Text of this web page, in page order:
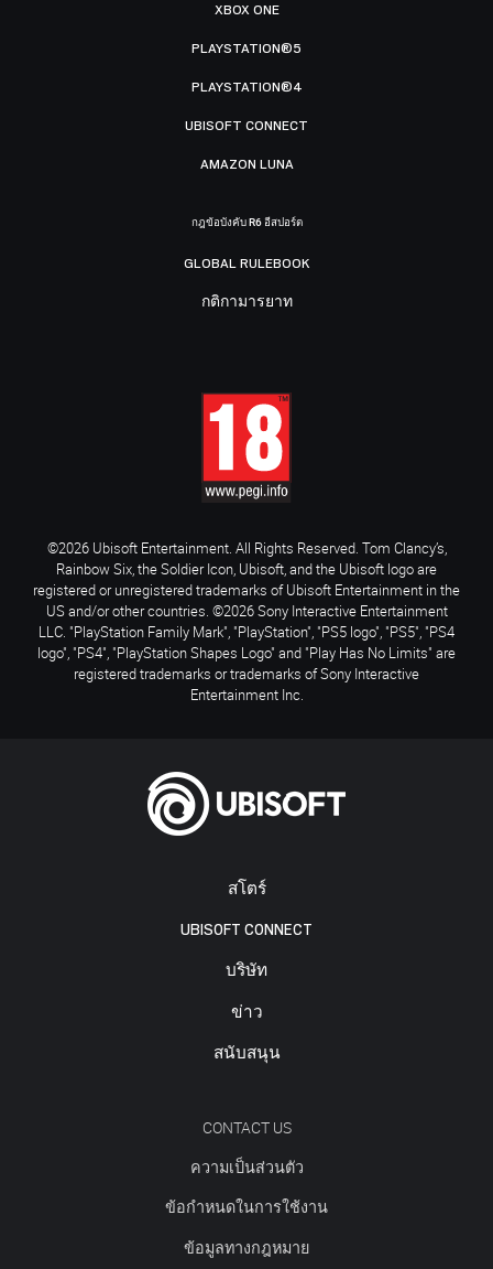
สโตร์
UBISOFT CONNECT
บริษัท
ข่าว
สนับสนุน
CONTACT US
ความเป็นส่วนตัว
ข้อกำหนดในการใช้งาน
ข้อมูลทางกฎหมาย
XBOX ONE
PLAYSTATION®5
PLAYSTATION®4
UBISOFT CONNECT
AMAZON LUNA
กฎข้อบังคับ R6 อีสปอร์ต
GLOBAL RULEBOOK
กติกามารยาท
©2026 Ubisoft Entertainment. All Rights Reserved. Tom Clancy’s,
Rainbow Six, the Soldier Icon, Ubisoft, and the Ubisoft logo are
registered or unregistered trademarks of Ubisoft Entertainment in the
US and/or other countries. ©2026 Sony Interactive Entertainment
LLC. "PlayStation Family Mark", "PlayStation", "PS5 logo", "PS5", "PS4
logo", "PS4", "PlayStation Shapes Logo" and "Play Has No Limits" are
registered trademarks or trademarks of Sony Interactive
Entertainment Inc.